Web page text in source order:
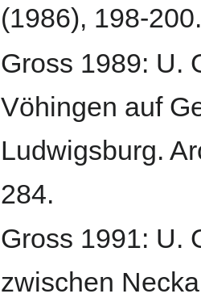
(1986), 198-
Gross 1989: U.
Vöhingen auf
Ludwigsburg.
284.
Gross 1991: U.
zwischen